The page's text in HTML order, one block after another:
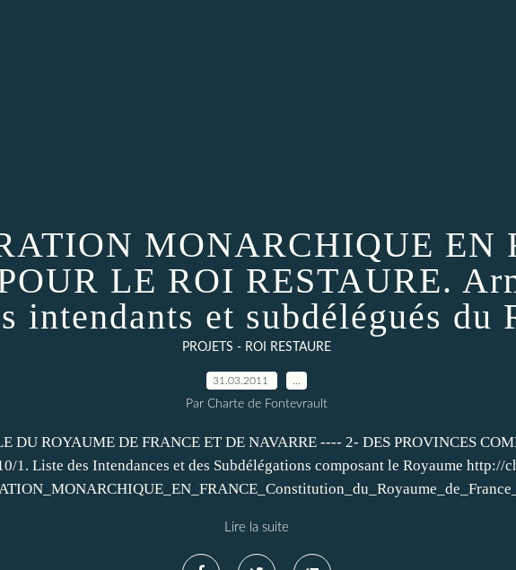
MONARCHIQUE EN
LE ROI RESTAURE.
intendants et subdélégués du
PROJETS - ROI RESTAURE
31.03.2011
Par Charte de Fontevrault
DU ROYAUME DE FRANCE ET DE NAVARRE ---- 2- DES PROVINCES
1. Liste des Intendances et des Subdélégations composant le Royaume http://
Lire la suite